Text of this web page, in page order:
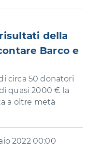
della
Barco e
circa 50 donatori
quasi 2000 € la
a oltre metà
2022 00:00